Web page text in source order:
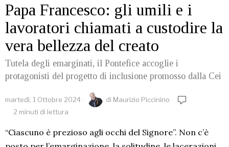
Papa Francesco: gli umili e i
lavoratori chiamati a custodire la
vera bellezza del creato
Tutela degli emarginati, il Pontefice accoglie i
protagonisti del progetto di inclusione promosso dalla Cei
martedì, 1 Ottobre 2024 di Maurizio Piccinino
2 minuti di lettura
“Ciascuno è prezioso agli occhi del Signore”. Non c’è